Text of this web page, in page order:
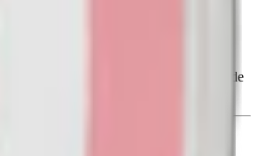
nya. Under en övergångsperiod kan både